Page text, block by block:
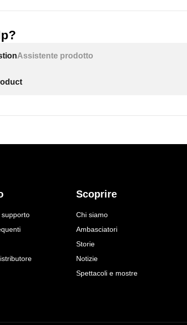
Assistente prodotto
supporto
Scoprire
Chi siamo
Ambasciatori
Storie
Notizie
Spettacoli e mostre